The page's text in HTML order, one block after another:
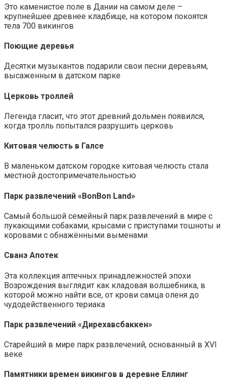
Это каменистое поле в Дании на самом деле –
крупнейшее древнее кладбище, на котором покоятся
тела 700 викингов
Поющие деревья
Десятки музыкантов подарили свои песни деревьям,
высаженным в датском парке
Церковь троллей
Легенда гласит, что этот древний дольмен появился,
когда тролль попытался разрушить церковь
Китовая челюсть в Галсе
В маленьком датском городке китовая челюсть стала
местной достопримечательностью
Парк развлечений «BonBon Land»
Самый большой семейный парк развлечений в мире с
пукающими собаками, крысами с приступами тошноты и
коровами с обнажёнными выменами
Сванэ Апотек
Эта коллекция аптечных принадлежностей эпохи
Возрождения выглядит как кладовая волшебника, в
которой можно найти все, от крови самца оленя до
чудодейственного териака
Парк развлечений «Дирехавсбаккен»
Старейший в мире парк развлечений, основанный в XVI
веке
Памятники времен викингов в деревне Еллинг